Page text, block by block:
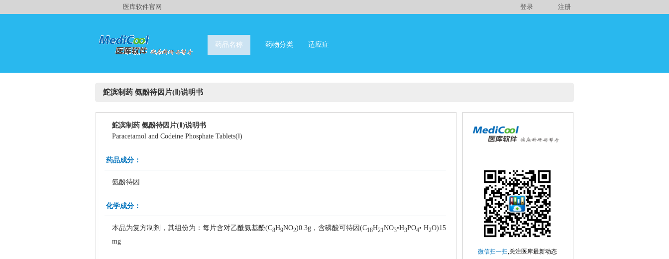
医库软件官网 登录 注册
药品名称 药物分类 适应症
鮀滨制药 氨酚待因片(Ⅱ)说明书
鮀滨制药 氨酚待因片(Ⅱ)说明书
Paracetamol and Codeine Phosphate Tablets(Ⅰ)
药品成分：
氨酚待因
化学成分：
本品为复方制剂，其组份为：每片含对乙酰氨基酚(C8H9NO2)0.3g，含磷酸可待因(C18H21NO3•H3PO4• H2O)15
mg
微信扫一扫,关注医库最新动态